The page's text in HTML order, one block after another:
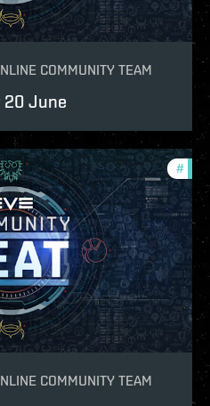
COMMUNITY TEAM
June
#
COMMUNITY TEAM